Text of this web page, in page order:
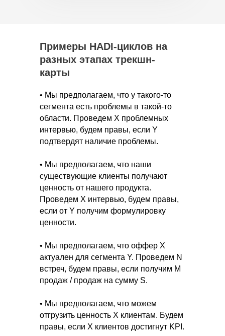
Примеры HADI-циклов на
разных этапах трекшн-
карты
• Мы предполагаем, что у такого-то
сегмента есть проблемы в такой-то
области. Проведем Х проблемных
интервью, будем правы, если Y
подтвердят наличие проблемы.
• Мы предполагаем, что наши
существующие клиенты получают
ценность от нашего продукта.
Проведем X интервью, будем правы,
если от Y получим формулировку
ценности.
• Мы предполагаем, что оффер Х
актуален для сегмента Y. Проведем N
встреч, будем правы, если получим М
продаж / продаж на сумму S.
• Мы предполагаем, что можем
отгрузить ценность Х клиентам. Будем
правы, если Х клиентов достигнут KPI.